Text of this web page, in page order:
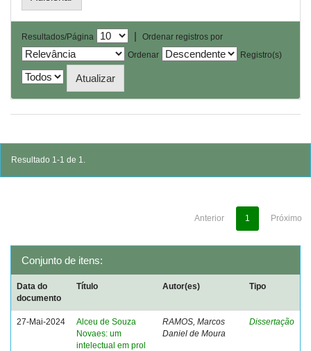
Resultados/Página |
Ordenar registros por
Ordenar
Registro(s)
Resultado 1-1 de 1.
Anterior 1 Próximo
Conjunto de itens:
Data do
documento
Título Autor(es) Tipo
27-Mai-2024
Alceu de Souza
Novaes: um
intelectual em prol
RAMOS, Marcos
Daniel de Moura
Dissertação